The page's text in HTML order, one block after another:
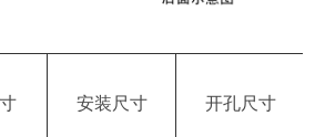
安装尺寸 开孔尺寸